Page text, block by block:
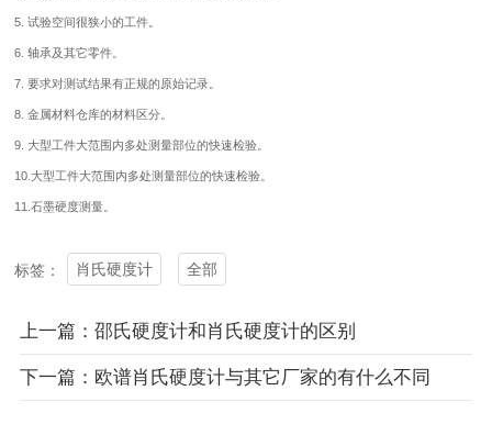
5. 试验空间很狭小的工件。
6. 轴承及其它零件。
7. 要求对测试结果有正规的原始记录。
8. 金属材料仓库的材料区分。
9. 大型工件大范围内多处测量部位的快速检验。
10.大型工件大范围内多处测量部位的快速检验。
11.石墨硬度测量。
标签： 肖氏硬度计 全部
上一篇：邵氏硬度计和肖氏硬度计的区别
下一篇：欧谱肖氏硬度计与其它厂家的有什么不同